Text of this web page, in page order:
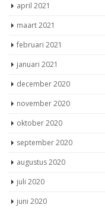
april 2021
maart 2021
februari 2021
januari 2021
december 2020
november 2020
oktober 2020
september 2020
augustus 2020
juli 2020
juni 2020